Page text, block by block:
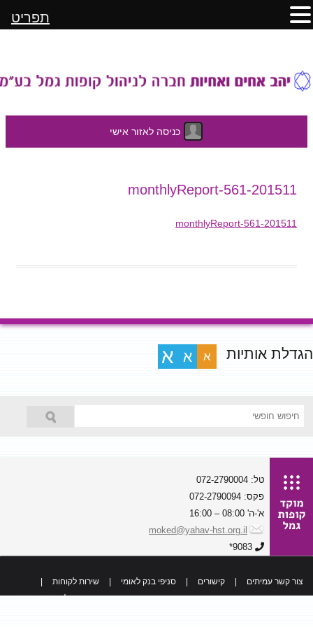
כניסה לאזור אישי
לתוכן
201511-monthlyReport-561
201511-monthlyReport-561
הגדלת אותיות א א א
טל: 072-2790004
פקס: 072-2790094
א'-ה' 08:00 – 16:00
moked@yahav-hst.org.il
9083*
צור קשר עמיתים קישורים סניפי בנק לאומי שירות לקוחות
כל הזכויות שמורות
תפריט